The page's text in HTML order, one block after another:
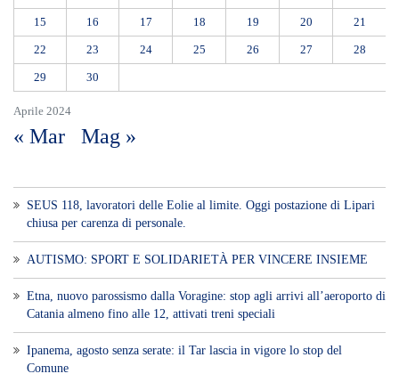
Aprile 2024
15 16 17 18 19 20 21
22 23 24 25 26 27 28
29 30
« Mar Mag »
SEUS 118, lavoratori delle Eolie al limite. Oggi postazione di Lipari
chiusa per carenza di personale.
AUTISMO: SPORT E SOLIDARIETÀ PER VINCERE INSIEME
Etna, nuovo parossismo dalla Voragine: stop agli arrivi all’aeroporto di
Catania almeno fino alle 12, attivati treni speciali
Ipanema, agosto senza serate: il Tar lascia in vigore lo stop del
Comune